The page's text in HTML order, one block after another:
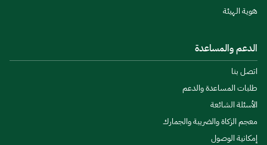
هوية الهيئة
الدعم والمساعدة
اتصل بنا
طلبات المساعدة والدعم
الأسئلة الشائعة
معجم الزكاة والضريبة والجمارك
إمكانية الوصول